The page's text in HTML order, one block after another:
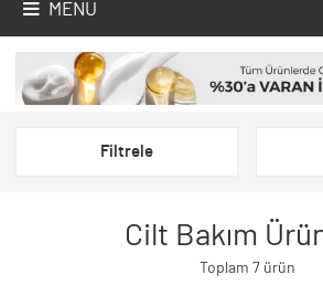
MENÜ
Filtrele
Cilt Bakım
Toplam 7 ürün